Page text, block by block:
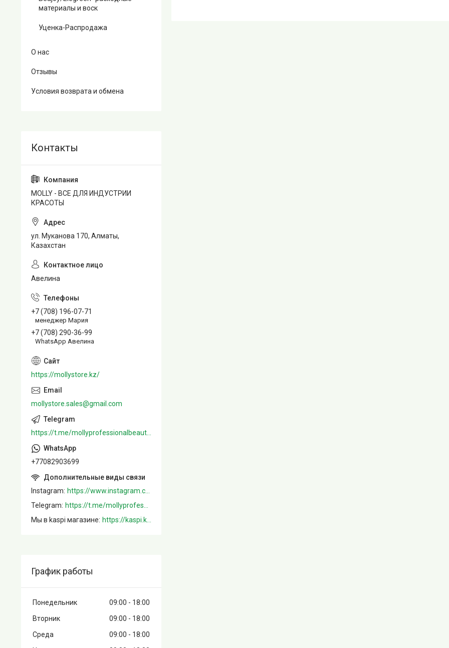
материалы и воск
Уценка-Распродажа
О нас
Отзывы
Условия возврата и обмена
MOLLY - ВСЕ ДЛЯ ИНДУСТРИИ
КРАСОТЫ
ул. Муканова 170, Алматы,
Казахстан
Авелина
+7 (708) 196-07-71
менеджер Мария
+7 (708) 290-36-99
WhatsApp Авелина
https://mollystore.kz/
mollystore.sales@gmail.com
+77082903699
Instagram
Telegram
Мы в kaspi магазине
График работы
Понедельник 09:00
18:00
Вторник
09:00
18:00
Среда
09:00
18:00